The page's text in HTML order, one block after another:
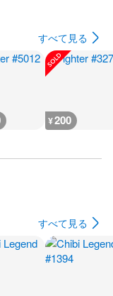
すべて見る
¥200
すべて見る